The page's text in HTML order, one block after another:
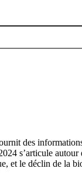
des
s’articule
et le déclin de la